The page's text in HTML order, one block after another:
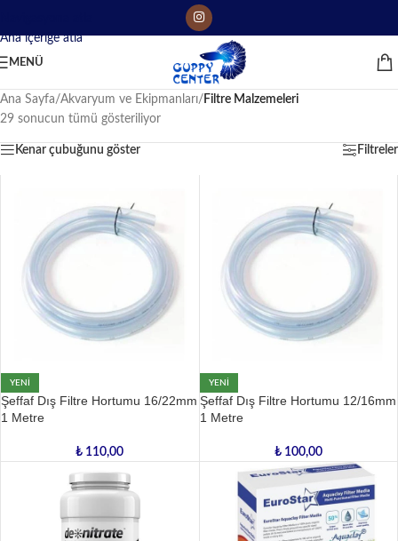
Ana içeriğe atla
MENÜ
Ana Sayfa/Akvaryum ve Ekipmanları/ Filtre Malzemeleri
29 sonucun tümü gösteriliyor
Kenar çubuğunu göster Filtreler
YENI
Şeffaf Dış Filtre Hortumu 16/22mm
1 Metre
₺ 110,00
YENI
Şeffaf Dış Filtre Hortumu 12/16mm
1 Metre
₺100,00